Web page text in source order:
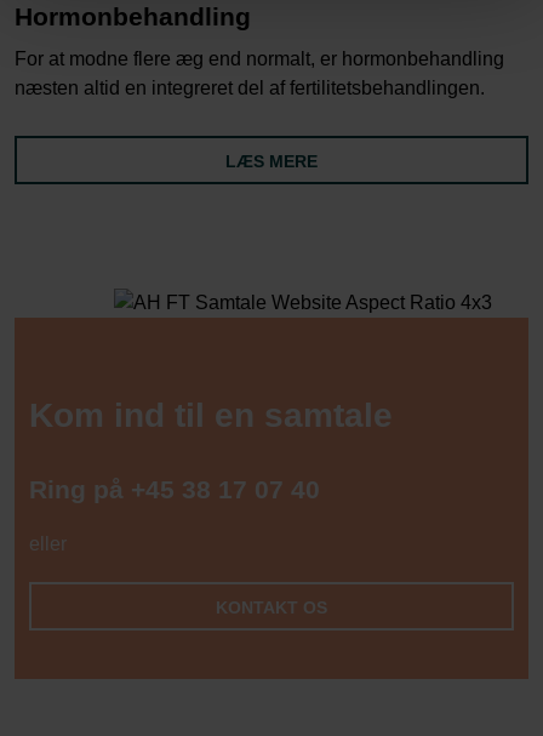
Hormonbehandling
For at modne flere æg end normalt, er hormonbehandling
næsten altid en integreret del af fertilitetsbehandlingen.
LÆS MERE
Kom ind til en samtale
Ring på +45 38 17 07 40
eller
KONTAKT OS